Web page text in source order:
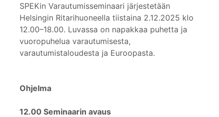
SPEKin Varautumisseminaari järjestetään
Helsingin Ritarihuoneella tiistaina 2.12.2025 klo
12.00–18.00. Luvassa on napakkaa puhetta ja
vuoropuhelua varautumisesta,
varautumistaloudesta ja Euroopasta.
Ohjelma
12.00 Seminaarin avaus